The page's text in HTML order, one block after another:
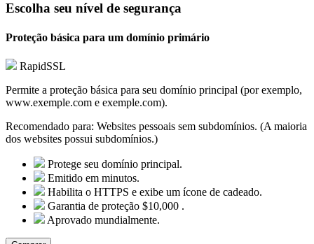
Escolha seu nível de segurança
Proteção básica para um domínio primário
RapidSSL
Permite a proteção básica para seu domínio principal (por exemplo,
www.exemple.com e exemple.com).
Recomendado para: Websites pessoais sem subdomínios. (A maioria
dos websites possui subdomínios.)
Protege seu domínio principal.
Emitido em minutos.
Habilita o HTTPS e exibe um ícone de cadeado.
Garantia de proteção $10,000 .
Aprovado mundialmente.